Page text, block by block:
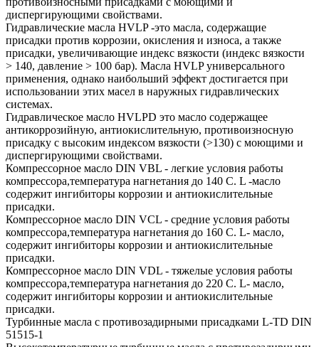
диспергирующими свойствами.
Гидравлические масла HVLP -это масла, содержащие
присадки против коррозии, окисления и износа, а также
присадки, увеличивающие индекс вязкости (индекс вязкости
> 140, давление > 100 бар). Масла HVLP универсального
применения, однако наибольший эффект достигается при
использовании этих масел в наружных гидравлических
системах.
Гидравлическое масло HVLPD это масло содержащее
антикоррозийную, антиокислительную, противоизносную
присадку с высоким индексом вязкости (>130) с моющими и
диспергирующими свойствами.
Компрессорное масло DIN VBL - легкие условия работы
компрессора,температура нагнетания до 140 С. L -масло
содержит ингибиторы коррозии и антиокислительные
присадки.
Компрессорное масло DIN VCL - средние условия работы
компрессора,температура нагнетания до 160 С. L- масло,
содержит ингибиторы коррозии и антиокислительные
присадки.
Компрессорное масло DIN VDL - тяжелые условия работы
компрессора,температура нагнетания до 220 С. L- масло,
содержит ингибиторы коррозии и антиокислительные
присадки.
Турбинные масла с противозадирными присадками L-TD DIN
51515-1